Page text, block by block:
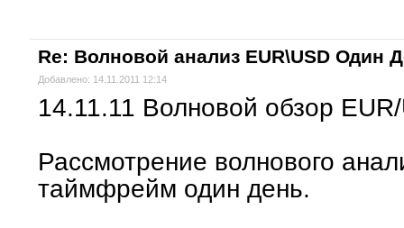
Re: Волновой анализ EUR\USD Один
Добавлено: 14.11.2011 12:14
14.11.11 Волновой обзор
Рассмотрение волнового
таймфрейм один день.